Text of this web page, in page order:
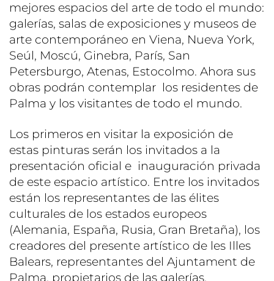
mejores espacios del arte de todo el mundo:
galerías, salas de exposiciones y museos de
arte contemporáneo en Viena, Nueva York,
Seúl, Moscú, Ginebra, París, San
Petersburgo, Atenas, Estocolmo. Ahora sus
obras podrán contemplar los residentes de
Palma y los visitantes de todo el mundo.
Los primeros en visitar la exposición de
estas pinturas serán los invitados a la
presentación oficial e inauguración privada
de este espacio artístico. Entre los invitados
están los representantes de las élites
culturales de los estados europeos
(Alemania, España, Rusia, Gran Bretaña), los
creadores del presente artístico de les Illes
Balears, representantes del Ajuntament de
Palma, propietarios de las galerías,